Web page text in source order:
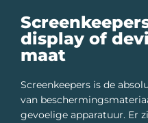
display of
maat
Screenkeepers is de
van
gevoelige apparatuur. Er